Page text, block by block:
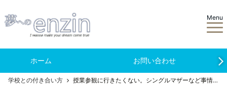
Menu
ホーム お問い合わせ
学校との付き合い方 授業参観に行きたくない。シングルマザーなど事情あって行事に参加出来ない保護者の方へ